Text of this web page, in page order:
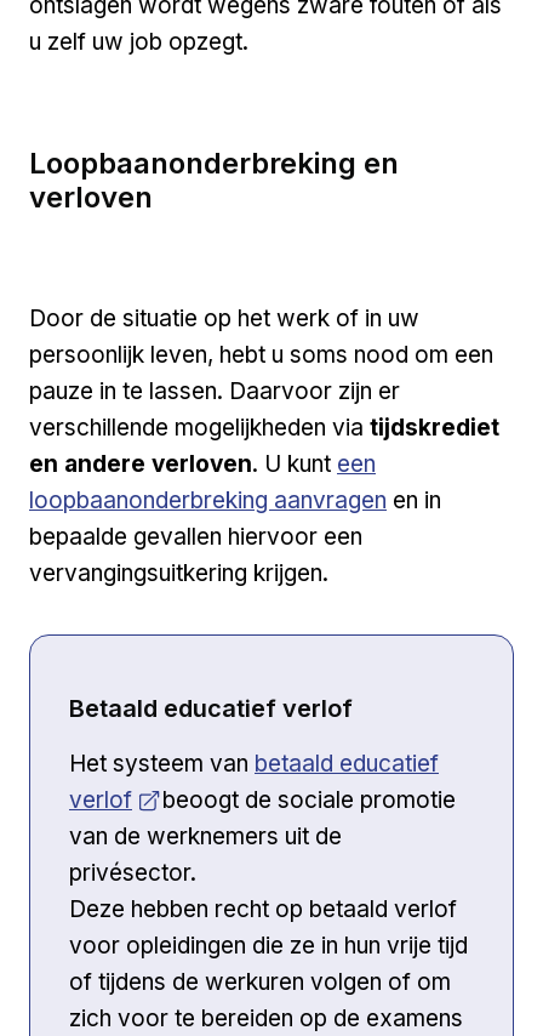
u zelf uw job opzegt.
Loopbaanonderbreking en
verloven
Door de situatie op het werk of in uw
persoonlijk leven, hebt u soms nood om een
pauze in te lassen. Daarvoor zijn er
verschillende mogelijkheden via tijdskrediet
en andere verloven. U kunt Externe link
een
loopbaanonderbreking aanvragen en in
bepaalde gevallen hiervoor een
vervangingsuitkering krijgen.
Betaald educatief verlof
Het systeem van Open a new venster
betaald educatief
verlof
beoogt de sociale promotie
van de werknemers uit de
privésector.
Deze hebben recht op betaald verlof
voor opleidingen die ze in hun vrije tijd
of tijdens de werkuren volgen of om
zich voor te bereiden op de examens